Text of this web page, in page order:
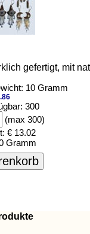
gefertigt, mit
10 Gramm
300
(max 300)
€ 13.02
Gramm